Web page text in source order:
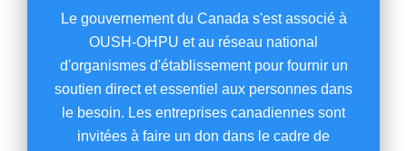
Le gouvernement du Canada s'est associé à
OUSH-OHPU et au réseau national
d'organismes d'établissement pour fournir un
soutien direct et essentiel aux personnes dans
le besoin. Les entreprises canadiennes sont
invitées à faire un don dans le cadre de